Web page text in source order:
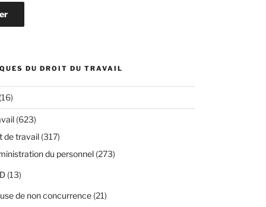
DU DROIT DU TRAVAIL
(623)
de travail(317)
du personnel(273)
(13)
de non concurrence(21)